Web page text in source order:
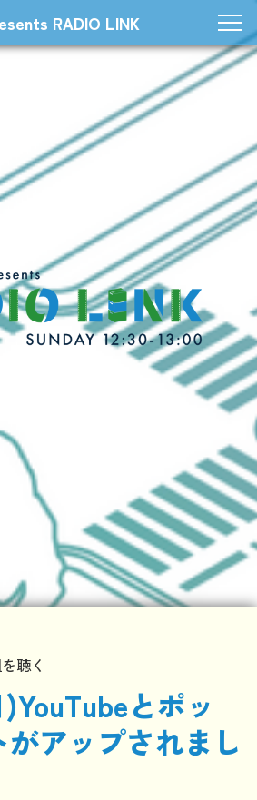
RADIO LINK
聴く
とポッ
がアップされまし